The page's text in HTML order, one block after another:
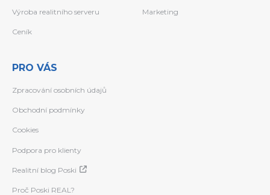
Výroba realitního serveru Marketing
Ceník
PRO VÁS
Zpracování osobních údajů
Obchodní podmínky
Cookies
Podpora pro klienty
Realitní blog Poski
Proč Poski REAL?